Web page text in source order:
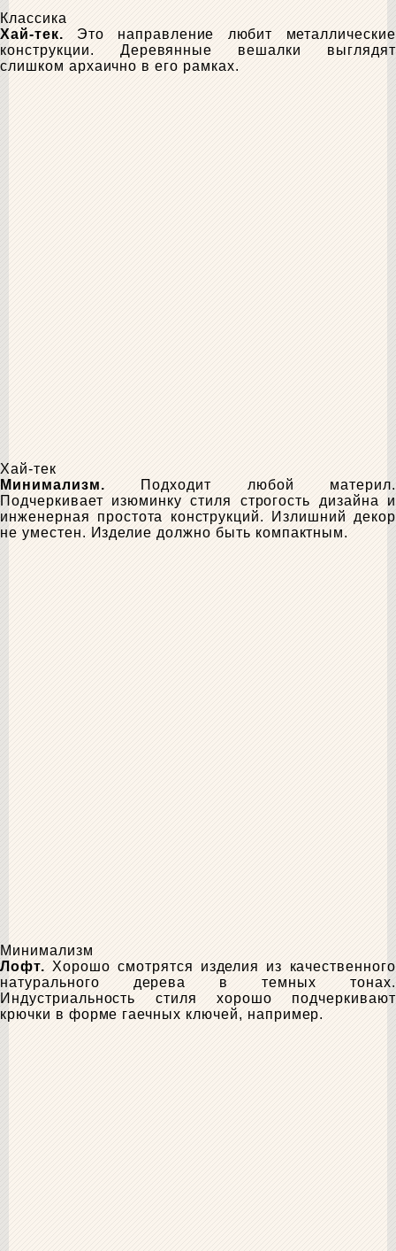
Классика
Хай-тек. Это направление любит металлические
конструкции. Деревянные вешалки выглядят
слишком архаично в его рамках.
Хай-тек
Минимализм. Подходит любой материл.
Подчеркивает изюминку стиля строгость дизайна и
инженерная простота конструкций. Излишний декор
не уместен. Изделие должно быть компактным.
Минимализм
Лофт. Хорошо смотрятся изделия из качественного
натурального дерева в темных тонах.
Индустриальность стиля хорошо подчеркивают
крючки в форме гаечных ключей, например.